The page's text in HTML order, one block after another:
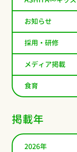
お知らせ
採用・研修
メディア掲載
食育
掲載年
2026年